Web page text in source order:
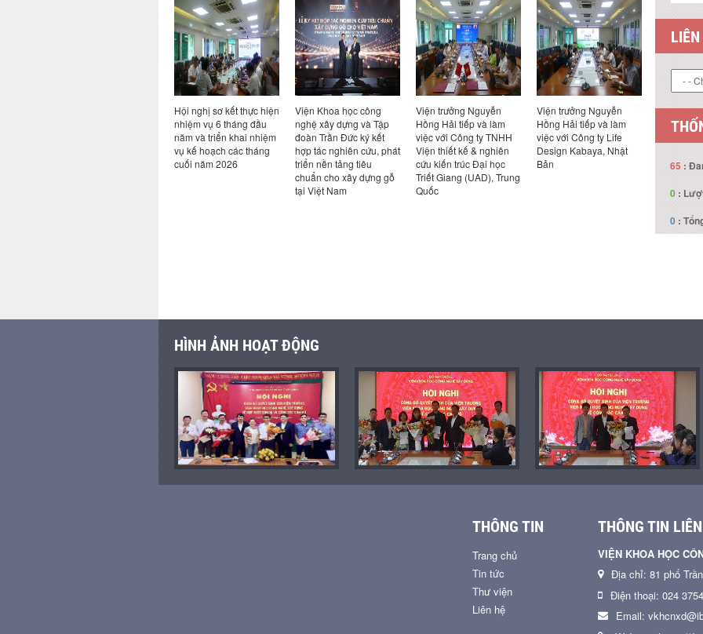
Hội nghị sơ kết thực hiện
nhiệm vụ 6 tháng đầu
năm và triển khai nhiệm
vụ kế hoạch các tháng
cuối năm 2026
Viện Khoa học công
nghệ xây dựng và Tập
đoàn Trần Đức ký kết
hợp tác nghiên cứu, phát
triển nền tảng tiêu
chuẩn cho xây dựng gỗ
tại Việt Nam
Viện trưởng Nguyễn
Hồng Hải tiếp và làm
việc với Công ty TNHH
Viện thiết kế & nghiên
cứu kiến trúc Đại học
Triết Giang (UAD), Trung
Quốc
Viện trưởng Nguyễn
Hồng Hải tiếp và làm
việc với Công ty Life
Design Kabaya, Nhật
Bản
Hội thảo
ở xã hội
Nam”
65 :
0 :
0 :
HÌNH ẢNH HOẠT ĐỘNG
THÔNG TIN
Trang chủ
Tin tức
Thư viện
Liên hệ
THÔNG TIN
VIỆN KHOA HỌC
Địa chỉ: 81 phố
Điện thoại: 024
Email: